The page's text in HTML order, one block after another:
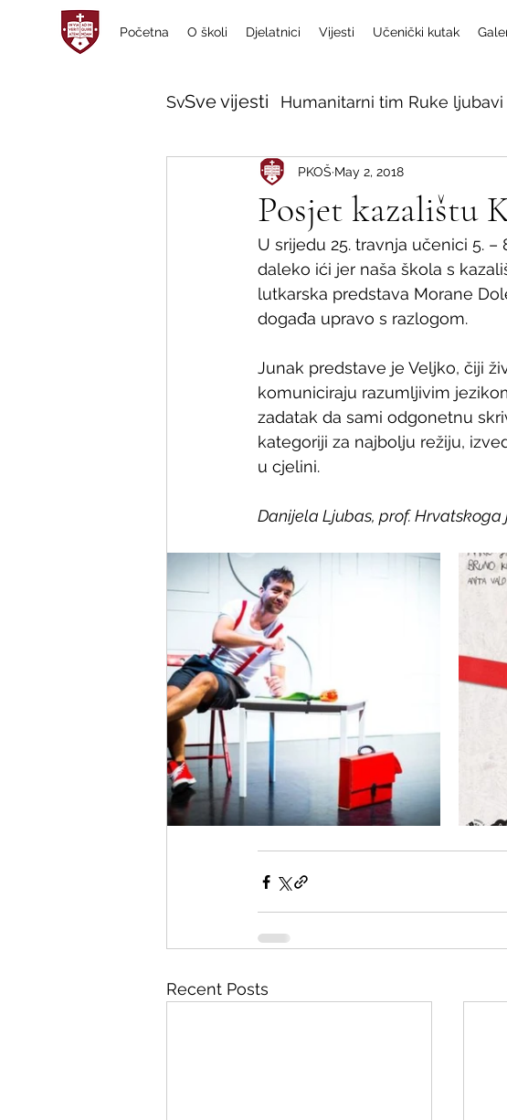
Početna O školi Djelatnici Vijesti Učenički kutak
Sve vijesti Humanitarni tim Ruke ljubavi
Posjet kazalištu
PKOŠ May 2, 2018
U srijedu 25. travnja učenici 5.
daleko ići jer naša škola s
lutkarska predstava Morane
događa upravo s razlogom.
Junak predstave je Veljko, čiji
komuniciraju razumljivim
zadatak da sami odgonetnu
kategoriji za najbolju režiju,
u cjelini.
Danijela Ljubas, prof. Hrvatskoga
Recent Posts
Sve vijesti